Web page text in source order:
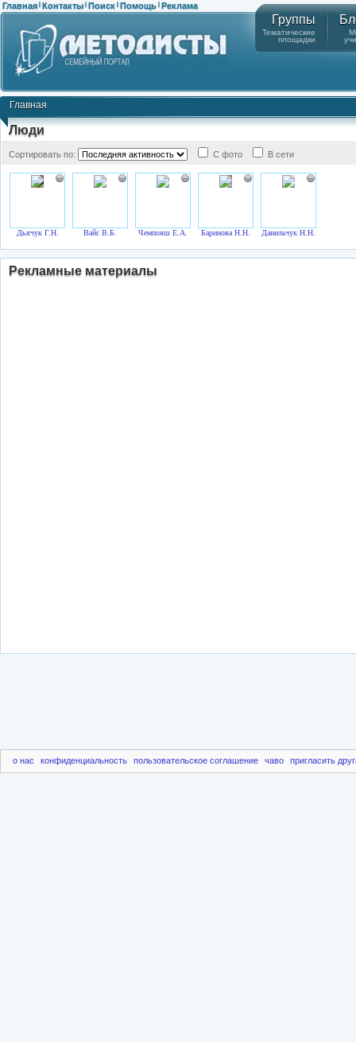
Главная | Контакты | Поиск | Помощь | Реклама
Группы
Тематические
площадки
Главная
Люди
Сортировать по: С фото В сети
Дьячук Г.Н. Вайс В.Б. Чемпояш Е.А. Баринова Н.Н. Данильчук Н.Н.
Рекламные материалы
о нас конфиденциальность пользовательское соглашение чаво пригласить